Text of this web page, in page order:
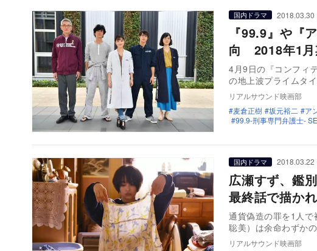
国内ドラマ 2018.03.30
『99.9』や『
向 2018年1月
4月9日の『コンフィ
の地上波プライムタ
リアルサウンド映画部
麦倉正樹
坂元裕二 ア
99.9-刑事専門弁護士-
国内ドラマ 2018.03.22
広瀬すず、鑑
最終話で描か
通貨偽造の罪を1人
聡美）は余命わずか
リアルサウンド映画部